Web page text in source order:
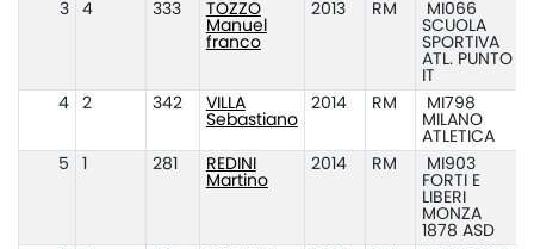
3
4 333
TOZZO
Manuel
franco
2013 RM
MI066
SCUOLA
SPORTIVA
ATL. PUNTO
IT
4
2 342
VILLA
Sebastiano
2014 RM
MI798
MILANO
ATLETICA
5
281
REDINI
Martino
2014 RM
MI903
FORTI E
LIBERI
MONZA
1878 ASD